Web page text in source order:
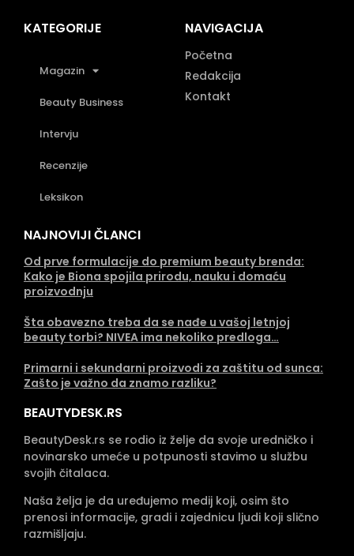
KATEGORIJE
Magazin
Beauty Business
Intervju
Recenzije
Leksikon
NAVIGACIJA
Početna
Redakcija
Kontakt
NAJNOVIJI ČLANCI
Od prve formulacije do premium beauty brenda:
Kako je Biona spojila prirodu, nauku i domaću
proizvodnju
Šta obavezno treba da se nađe u vašoj letnjoj
beauty torbi? NIVEA ima nekoliko predloga…
Primarni i sekundarni proizvodi za zaštitu od sunca:
Zašto je važno da znamo razliku?
BEAUTYDESK.RS
BeautyDesk.rs se rodio iz želje da svoje uredničko i
novinarsko umeće u potpunosti stavimo u službu
svojih čitalaca.
Naša želja je da uređujemo medij koji, osim što
prenosi informacije, gradi i zajednicu ljudi koji slično
razmišljaju.